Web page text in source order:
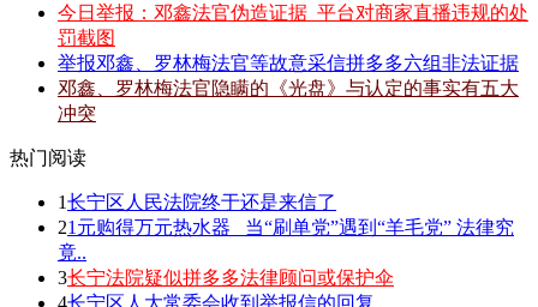
今日举报：邓鑫法官伪造证据_平台对商家直播违规的处
罚截图
举报邓鑫、罗林梅法官等故意采信拼多多六组非法证据
邓鑫、罗林梅法官隐瞒的《光盘》与认定的事实有五大
冲突
热门阅读
1长宁区人民法院终于还是来信了
21元购得万元热水器 _当“刷单党”遇到“羊毛党” 法律究
竟..
3长宁法院疑似拼多多法律顾问或保护伞